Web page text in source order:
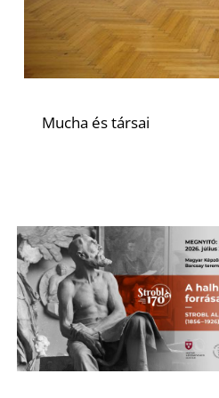
Mucha és társai